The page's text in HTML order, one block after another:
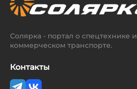
Солярка - портал о спецтехнике и
коммерческом транспорте.
Контакты